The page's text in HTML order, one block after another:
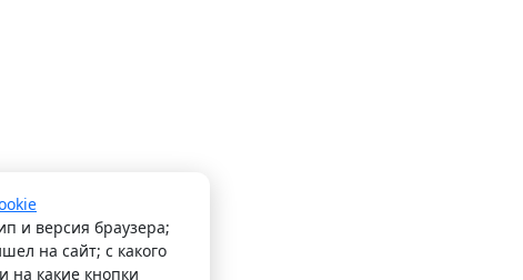
и версия браузера;
на сайт; с какого
на какие кнопки